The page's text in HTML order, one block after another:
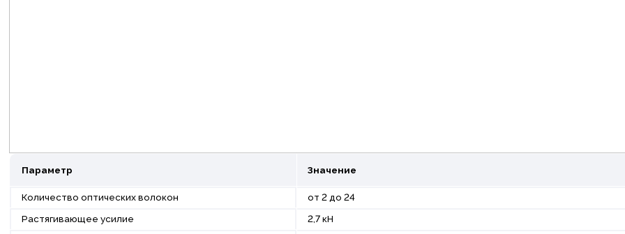
Параметр Значение
Количество оптических волокон
от 2 до 24
Растягивающее усилие
2,7 кН